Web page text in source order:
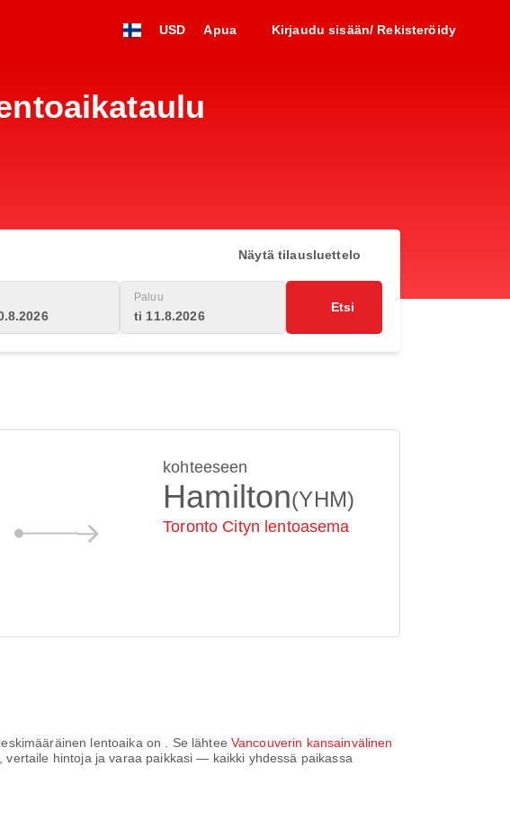
USD Apua Kirjaudu sisään/ Rekisteröidy
Näytä tilausluettelo
Paluu
ti 11.8.2026
Etsi
kohteeseen
Hamilton(YHM)
Toronto Cityn lentoasema
lentoaika on . Se lähtee Vancouverin kansainvälinen
vertaile hintoja ja varaa paikkasi — kaikki yhdessä paikassa